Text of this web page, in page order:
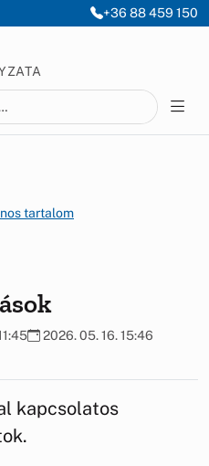
+36 88 459 150
tartalom
2026. 05. 16. 15:46
kapcsolatos